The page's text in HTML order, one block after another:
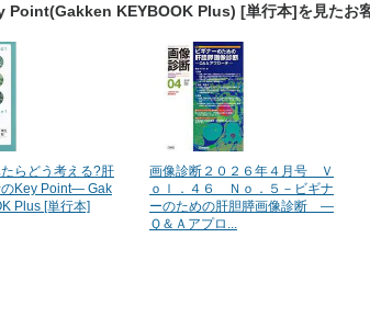
Point(Gakken KEYBOOK Plus) [単行本]を見たお
らどう考える?肝
のKey Point― Gak
Plus [単行本]
画像診断２０２６年４月号 Ｖ
ｏｌ．４６ Ｎｏ．５－ビギナ
ーのための肝胆膵画像診断 ―
Ｑ＆Ａアプロ...